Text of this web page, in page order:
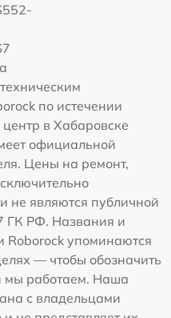
по истечении
в Хабаровске
официальной
Цены на ремонт,
не являются публичной
ГК РФ. Названия и
Roborock упоминаются
— чтобы обозначить
мы работаем. Наша
с владельцами